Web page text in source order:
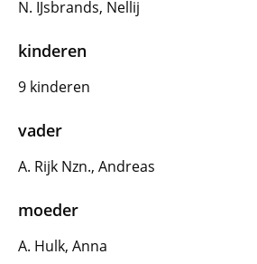
N. IJsbrands, Nellij
kinderen
9 kinderen
vader
A. Rijk Nzn., Andreas
moeder
A. Hulk, Anna